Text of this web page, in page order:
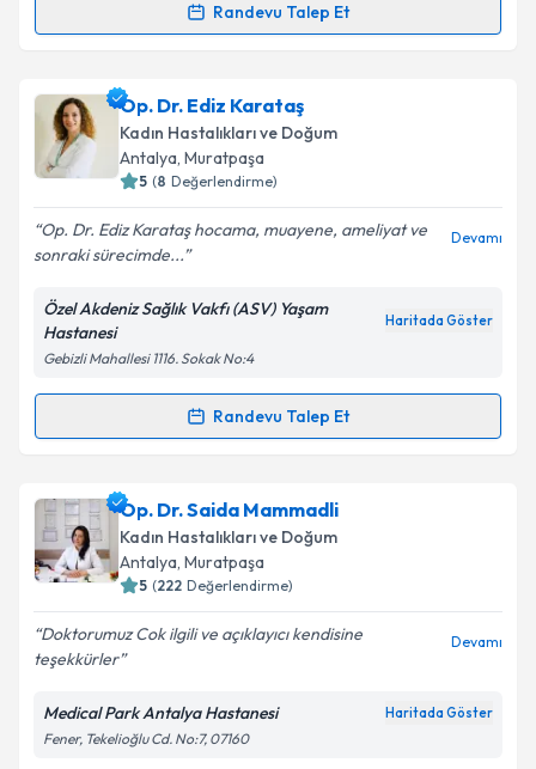
Randevu Talep Et
takvim hazırlandığında e-posta ile bilgilendireceğiz.
E-posta Adresiniz
kapsamda işlenmesini kabul ediyorum.
Takvim Talebini Gönder
Op. Dr. Ediz Karataş
Kadın Hastalıkları ve Doğum
Antalya, Muratpaşa
5 (8 Değerlendirme)
Op. Dr. Ediz Karataş hocama, muayene, ameliyat ve
sonraki sürecimde...
Devamı
Özel Akdeniz Sağlık Vakfı (ASV) Yaşam
Hastanesi
Haritada Göster
Gebizli Mahallesi 1116. Sokak No:4
Randevu Talep Et
Randevu Takvimi Talebi
Op. Dr. Ediz Karataşiçin randevu takvimi talebi
oluşturun. Size bu uzmandan randevu almanız için bir
takvim hazırlandığında e-posta ile bilgilendireceğiz.
Kişisel verilerimin işlenmesine ilişkin
Aydınlatma
Metni'ni okudum ve kişisel verilerimin belirtilen
Op. Dr. Saida Mammadli
Kadın Hastalıkları ve Doğum
Antalya, Muratpaşa
5 (222 Değerlendirme)
Doktorumuz Cok ilgili ve açıklayıcı kendisine
teşekkürler
Devamı
Medical Park Antalya Hastanesi Haritada Göster
Fener, Tekelioğlu Cd. No:7, 07160